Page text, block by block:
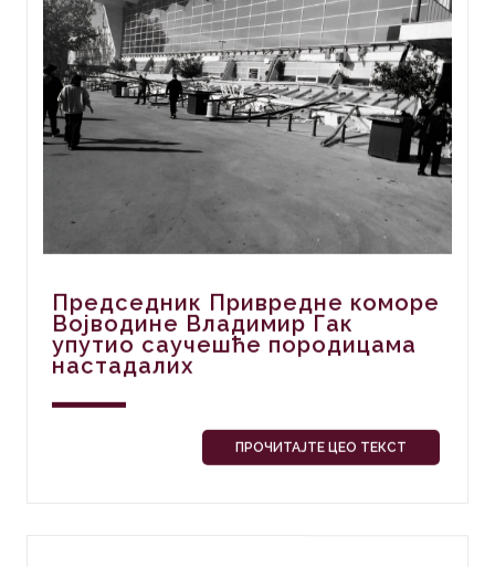
Председник Привредне коморе
Војводине Владимир Гак
упутио саучешће породицама
настадалих
ПРОЧИТАЈТЕ ЦЕО ТЕКСТ